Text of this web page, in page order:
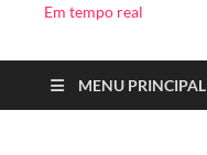
Em tempo real
MENU PRINCIPAL